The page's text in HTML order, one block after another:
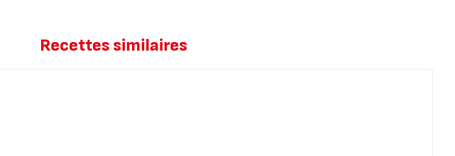
Recettes similaires